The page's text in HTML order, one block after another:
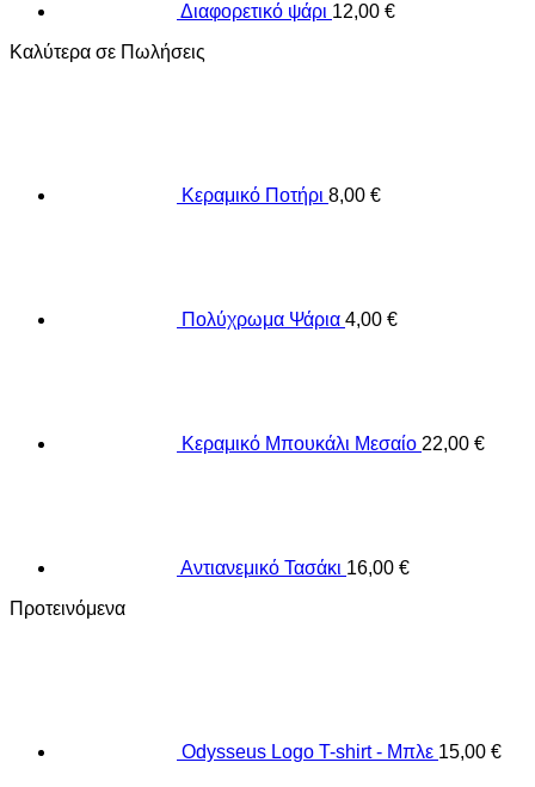
Διαφορετικό ψάρι 12,00 €
Καλύτερα σε Πωλήσεις
Κεραμικό Ποτήρι 8,00 €
Πολύχρωμα Ψάρια 4,00 €
Κεραμικό Μπουκάλι Μεσαίο 22,00 €
Αντιανεμικό Τασάκι 16,00 €
Προτεινόμενα
Odysseus Logo T-shirt - Μπλε 15,00 €